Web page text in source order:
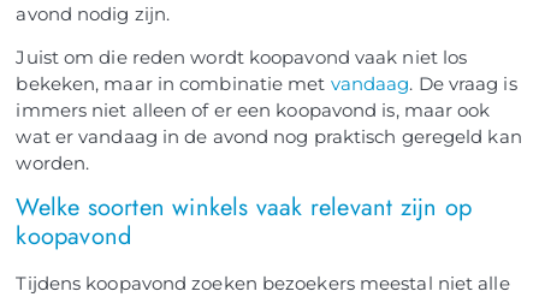
avond nodig zijn.
Juist om die reden wordt koopavond vaak niet los
bekeken, maar in combinatie met vandaag. De vraag is
immers niet alleen of er een koopavond is, maar ook
wat er vandaag in de avond nog praktisch geregeld kan
worden.
Welke soorten winkels vaak relevant zijn op
koopavond
Tijdens koopavond zoeken bezoekers meestal niet alle